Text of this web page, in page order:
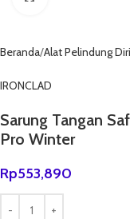
Beranda Alat Pelindung
IRONCLAD
Sarung Tangan
Pro Winter
Rp553,890